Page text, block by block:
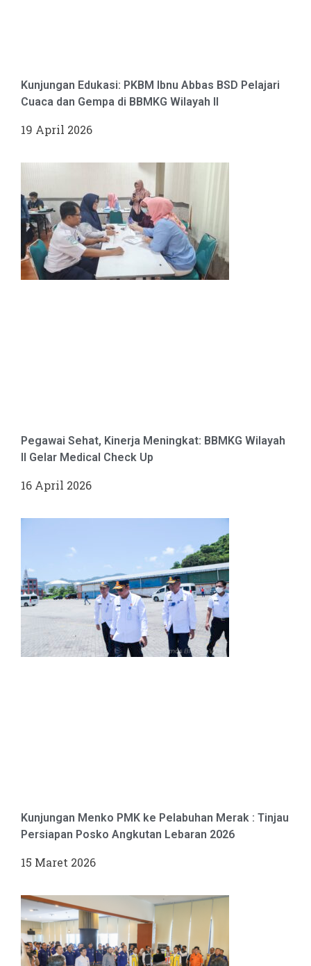
Kunjungan Edukasi: PKBM Ibnu Abbas BSD Pelajari
Cuaca dan Gempa di BBMKG Wilayah II
19 April 2026
Pegawai Sehat, Kinerja Meningkat: BBMKG Wilayah
II Gelar Medical Check Up
16 April 2026
Kunjungan Menko PMK ke Pelabuhan Merak : Tinjau
Persiapan Posko Angkutan Lebaran 2026
15 Maret 2026